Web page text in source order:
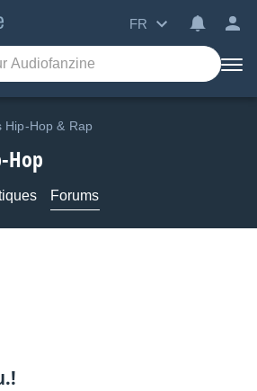
FR
Hip-Hop & Rap
Hop
Forums